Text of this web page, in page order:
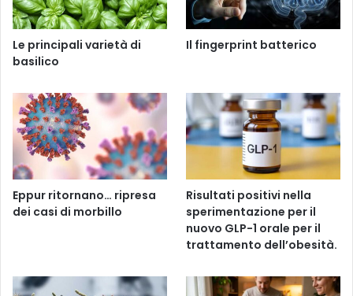
Le principali varietà di
basilico
Il fingerprint batterico
Eppur ritornano… ripresa
dei casi di morbillo
Risultati positivi nella
sperimentazione per il
nuovo GLP-1 orale per il
trattamento dell’obesità.